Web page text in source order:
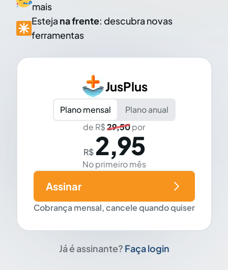
mais
Esteja na frente: descubra novas
ferramentas
JusPlus
Plano mensal
Plano anual
de R$29,50por
R$ 2,95
No primeiro mês
Cobrança mensal, cancele quando quiser
Assinar
Já é assinante? Faça login